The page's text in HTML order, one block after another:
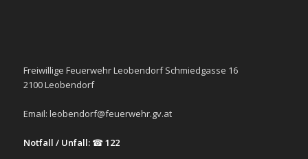
Freiwillige Feuerwehr Leobendorf Schmiedgasse 16
2100 Leobendorf
Email: leobendorf@feuerwehr.gv.at
Notfall / Unfall:☎122